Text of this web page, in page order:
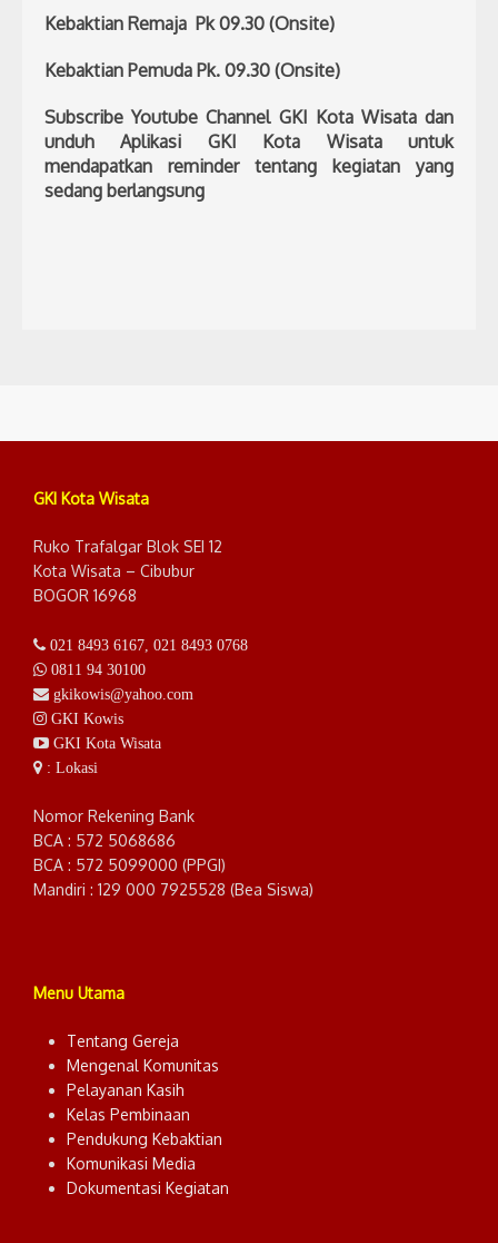
Kebaktian Remaja Pk 09.30 (Onsite)
Kebaktian Pemuda Pk. 09.30 (Onsite)
Subscribe Youtube Channel GKI Kota Wisata dan
unduh Aplikasi GKI Kota Wisata untuk
mendapatkan reminder tentang kegiatan yang
sedang berlangsung
GKI Kota Wisata
Ruko Trafalgar Blok SEI 12
Kota Wisata – Cibubur
BOGOR 16968
021 8493 6167 021 8493 0768
0811 94 30100
gkikowis@yahoo.com
GKI Kowis
GKI Kota Wisata
: Lokasi
Nomor Rekening Bank
BCA : 572 5068686
BCA : 572 5099000 (PPGI)
Mandiri : 129 000 7925528 (Bea Siswa)
Menu Utama
Tentang Gereja
Mengenal Komunitas
Pelayanan Kasih
Kelas Pembinaan
Pendukung Kebaktian
Komunikasi Media
Dokumentasi Kegiatan